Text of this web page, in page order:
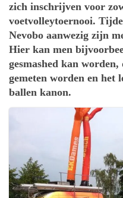
zich inschrijven voor
voetvolleytoernooi.
Nevobo aanwezig zijn
Hier kan men
gesmashed kan
gemeten worden en het
ballen kanon.